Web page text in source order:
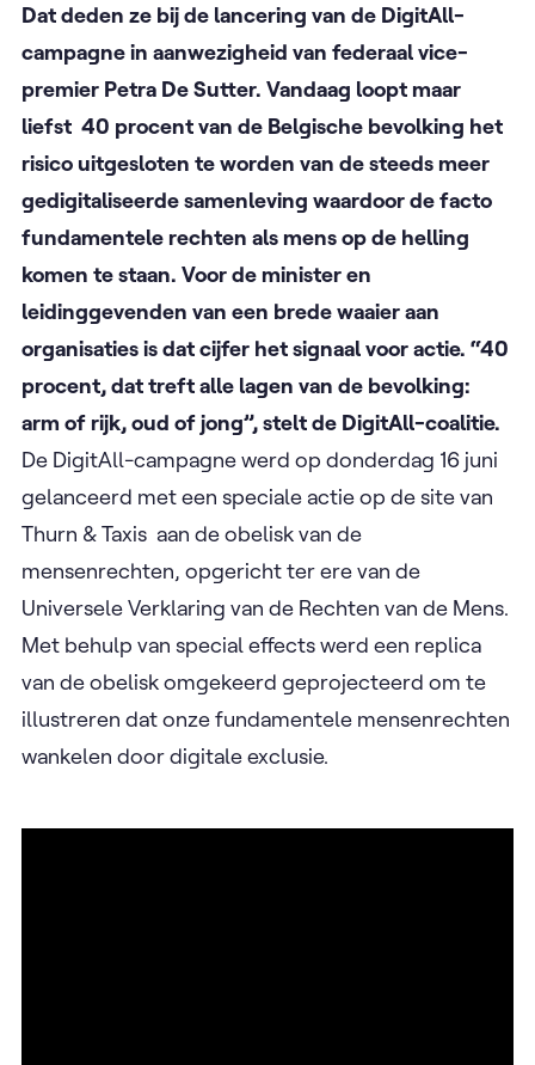
Dat deden ze bij de lancering van de DigitAll-
campagne in aanwezigheid van federaal vice-
premier Petra De Sutter. Vandaag loopt maar
liefst 40 procent van de Belgische bevolking het
risico uitgesloten te worden van de steeds meer
gedigitaliseerde samenleving waardoor de facto
fundamentele rechten als mens op de helling
komen te staan. Voor de minister en
leidinggevenden van een brede waaier aan
organisaties is dat cijfer het signaal voor actie. “40
procent, dat treft alle lagen van de bevolking:
arm of rijk, oud of jong”, stelt de DigitAll-coalitie.
De DigitAll-campagne werd op donderdag 16 juni
gelanceerd met een speciale actie op de site van
Thurn & Taxis aan de obelisk van de
mensenrechten, opgericht ter ere van de
Universele Verklaring van de Rechten van de Mens.
Met behulp van special effects werd een replica
van de obelisk omgekeerd geprojecteerd om te
illustreren dat onze fundamentele mensenrechten
wankelen door digitale exclusie.